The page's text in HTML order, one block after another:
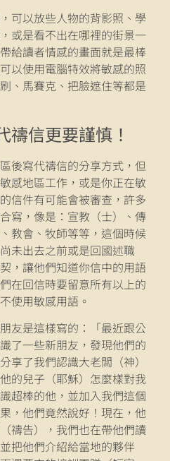
可以放些人物的背影照、學
或是看不出在哪裡的街景一
給讀者情感的畫面就是最棒
以使用電腦特效將敏感的照
、馬賽克、把臉遮住等都是
禱信更要謹慎！
後寫代禱信的分享方式，但
感地區工作，或是你正在敏
信件有可能會被審查，許多
寫，像是：宣教（士）、傳
教會、牧師等等，這個時候
未出去之前或是回國述職
，讓他們知道你信中的用語
在回信時要留意所有以上的
使用敏感用語。
友是這樣寫的：「最近跟公
了一些新朋友，發現他們的
享了我們認識大老闆（神）
的兒子（耶穌）怎麼樣對我
超棒的他，並加入我們這個
，他們竟然說好！現在，他
禱告），我們也在帶他們讀
把他們介紹給當地的夥伴